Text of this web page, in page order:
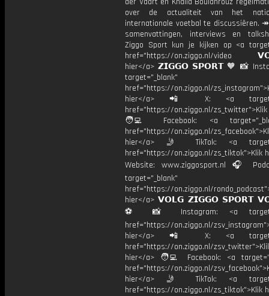
over de actualiteit van het
internationale voetbal te discussiëren.
samenvattingen, interviews en
Ziggo Sport kun je kijken op <a
href="https://on.ziggo.nl/video
hier</a> 𝗭𝗜𝗚𝗚𝗢 𝗦𝗣𝗢𝗥𝗧 🧡 📸
target="_blank"
href="https://on.ziggo.nl/
hier</a> 📲 X: <a
href="https://on.ziggo.nl/
🧑‍💻 Facebook: <a
href="https://on.ziggo.nl/
hier</a> 🤳 TikTok: <a
href="https://on.ziggo.nl/zs_tiktok">Klik
Website: www.ziggosport.nl 🎧
target="_blank"
href="https://on.ziggo.nl/
hier</a> 𝗩𝗢𝗟𝗚 𝗭𝗜𝗚𝗚𝗢 𝗦𝗣𝗢𝗥𝗧
⚽️ 📸 Instagram: <a
href="https://on.ziggo.nl/
hier</a> 📲 X: <a
href="https://on.ziggo.nl/
hier</a> 🧑‍💻 Facebook: <a
href="https://on.ziggo.nl/
hier</a> 🤳 TikTok: <a
href="https://on.ziggo.nl/zs_tiktok">Klik